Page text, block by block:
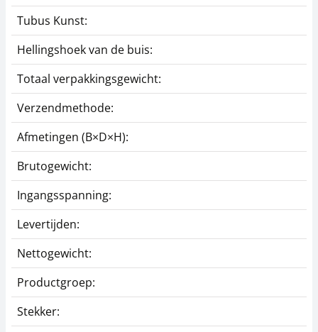
Tubus Kunst:
Hellingshoek van de buis:
Totaal verpakkingsgewicht:
Verzendmethode:
Afmetingen (B×D×H):
Brutogewicht:
Ingangsspanning:
Levertijden:
Nettogewicht:
Productgroep:
Stekker: